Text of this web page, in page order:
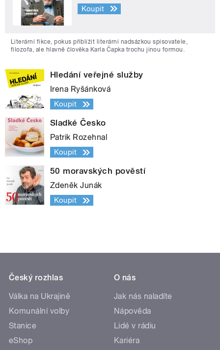
Koupit
Literární fikce, pokus přiblížit literární nadsázkou spisovatele,
filozofa, ale hlavně člověka Karla Čapka trochu jinou formou.
Hledání veřejné služby
Irena Ryšánková
Koupit
Sladké Česko
Patrik Rozehnal
Koupit
50 moravských pověstí
Zdeněk Junák
Koupit
Český rozhlas
Válka na Ukrajině
Komunální volby
Stanice
eShop
O nás
Jak nás naladíte
Nápověda
Lidé v rádiu
Kariéra